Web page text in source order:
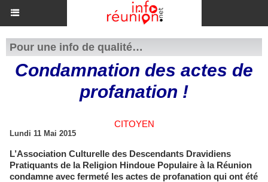
Pour une info de qualité…
Condamnation des actes de
profanation !
CITOYEN
Lundi 11 Mai 2015
L’Association Culturelle des Descendants Dravidiens
Pratiquants de la Religion Hindoue Populaire à la Réunion
condamne avec fermeté les actes de profanation qui ont été